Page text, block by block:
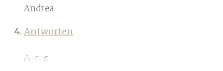
Andrea
Antworten
Alnis